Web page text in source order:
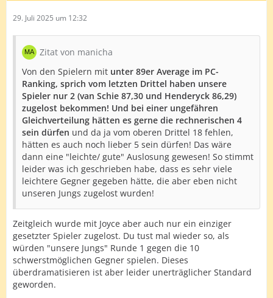
29. Juli 2025 um 12:32
Zitat von manicha
Von den Spielern mit unter 89er Average im PC-
Ranking, sprich vom letzten Drittel haben unsere
Spieler nur 2 (van Schie 87,30 und Henderyck 86,29)
zugelost bekommen! Und bei einer ungefähren
Gleichverteilung hätten es gerne die rechnerischen 4
sein dürfen und da ja vom oberen Drittel 18 fehlen,
hätten es auch noch lieber 5 sein dürfen! Das wäre
dann eine "leichte/ gute" Auslosung gewesen! So stimmt
leider was ich geschrieben habe, dass es sehr viele
leichtere Gegner gegeben hätte, die aber eben nicht
unseren Jungs zugelost wurden!
Zeitgleich wurde mit Joyce aber auch nur ein einziger
gesetzter Spieler zugelost. Du tust mal wieder so, als
würden "unsere Jungs" Runde 1 gegen die 10
schwerstmöglichen Gegner spielen. Dieses
überdramatisieren ist aber leider unerträglicher Standard
geworden.